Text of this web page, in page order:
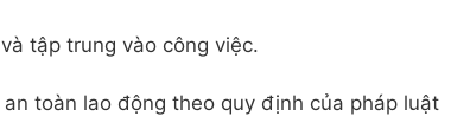
tập trung vào công việc.
toàn lao động theo quy định của pháp luật